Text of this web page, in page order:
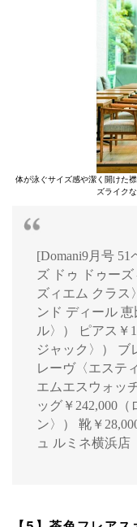
体が泳ぐサイズ感や潔く開けた
ズライク
[Domani9月号
ズ ドゥ ドゥー
ズィエム クラス
ンド ディール
ル〉） ピアス￥
ジャック〉） ブ
レーヴ〈エステ
エムエスウォッ
ッグ￥242,000
ン〉） 靴￥
ュ ルミネ横浜店